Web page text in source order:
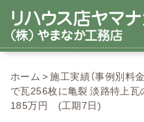
ホーム 施工実績（事例別料
で瓦256枚に亀裂 淡路特上
185万円 (工期7日)